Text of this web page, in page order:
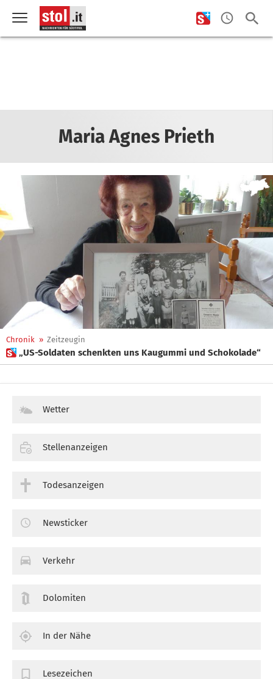
Maria Agnes Prieth
Chronik » Zeitzeugin
 „US-Soldaten schenkten uns Kaugummi und Schokolade“
Wetter
Stellenanzeigen
Todesanzeigen
Newsticker
Verkehr
Dolomiten
In der Nähe
Lesezeichen